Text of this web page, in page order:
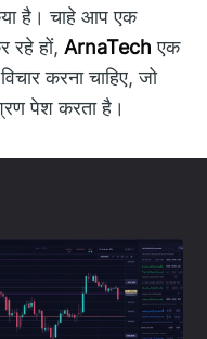
है। चाहे आप एक
रहे हों,ArnaTech एक
करना चाहिए, जो
पेश करता है।